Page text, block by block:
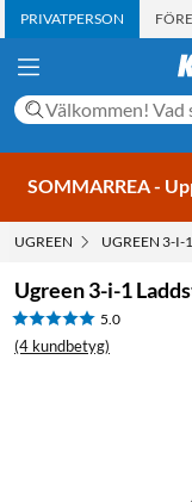
PRIVATPERSON
SOMMARREA -
UGREEN UGREEN 3-I-
Ugreen 3-i-1
5.0
(4 kundbetyg)